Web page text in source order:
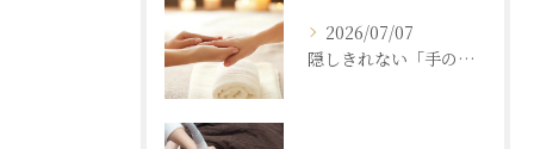
2026/07/07
隠しきれない「手の老化」を根本ケア！ふっくら若々しい手肌を取り戻す本格ハンドエステ